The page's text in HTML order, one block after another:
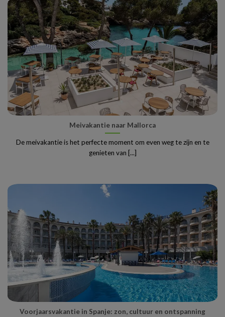
Meivakantie naar Mallorca
De meivakantie is het perfecte moment om even weg te zijn en te
genieten van [...]
Voorjaarsvakantie in Spanje: zon, cultuur en ontspanning